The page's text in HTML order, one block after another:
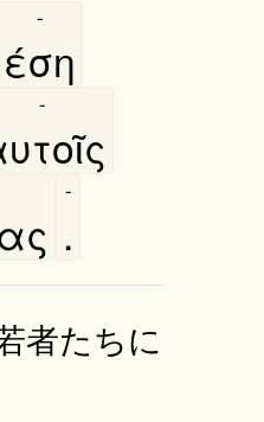
έση
-
-
.
-
者たちに